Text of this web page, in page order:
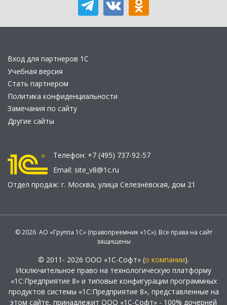
Вход для партнеров 1С
Учебная версия
Стать партнером
Политика конфиденциальности
Замечания по сайту
Другие сайты
Телефон: +7 (495) 737-92-57
Email: site_v8@1c.ru
Отдел продаж: г. Москва, улица Селезнёвская, дом 21
© 2026 АО «Группа 1С» (правопреемник «1С»). Все права на сайт
защищены
© 2011- 2026 ООО «1С-Софт» (о компании).
Исключительное право на технологическую платформу
«1С:Предприятие 8» и типовые конфигурации программных
продуктов системы «1С:Предприятие 8», представленные на
этом сайте, принадлежит ООО «1С-Софт» - 100% дочерней